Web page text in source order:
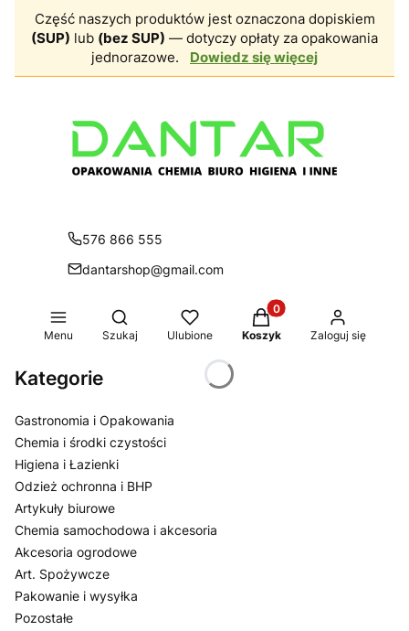
Część naszych produktów jest oznaczona dopiskiem
(SUP) lub (bez SUP) — dotyczy opłaty za opakowania
jednorazowe.
Dowiedz się więcej
576 866 555
dantarshop@gmail.com
Menu
Otwórz wyszukiwarkę
Szukaj Ulubione
Produkty w koszyku:
Koszyk Zaloguj się
Kategorie
Gastronomia i Opakowania
Chemia i środki czystości
Higiena i Łazienki
Odzież ochronna i BHP
Artykuły biurowe
Chemia samochodowa i akcesoria
Akcesoria ogrodowe
Art. Spożywcze
Pakowanie i wysyłka
Pozostałe